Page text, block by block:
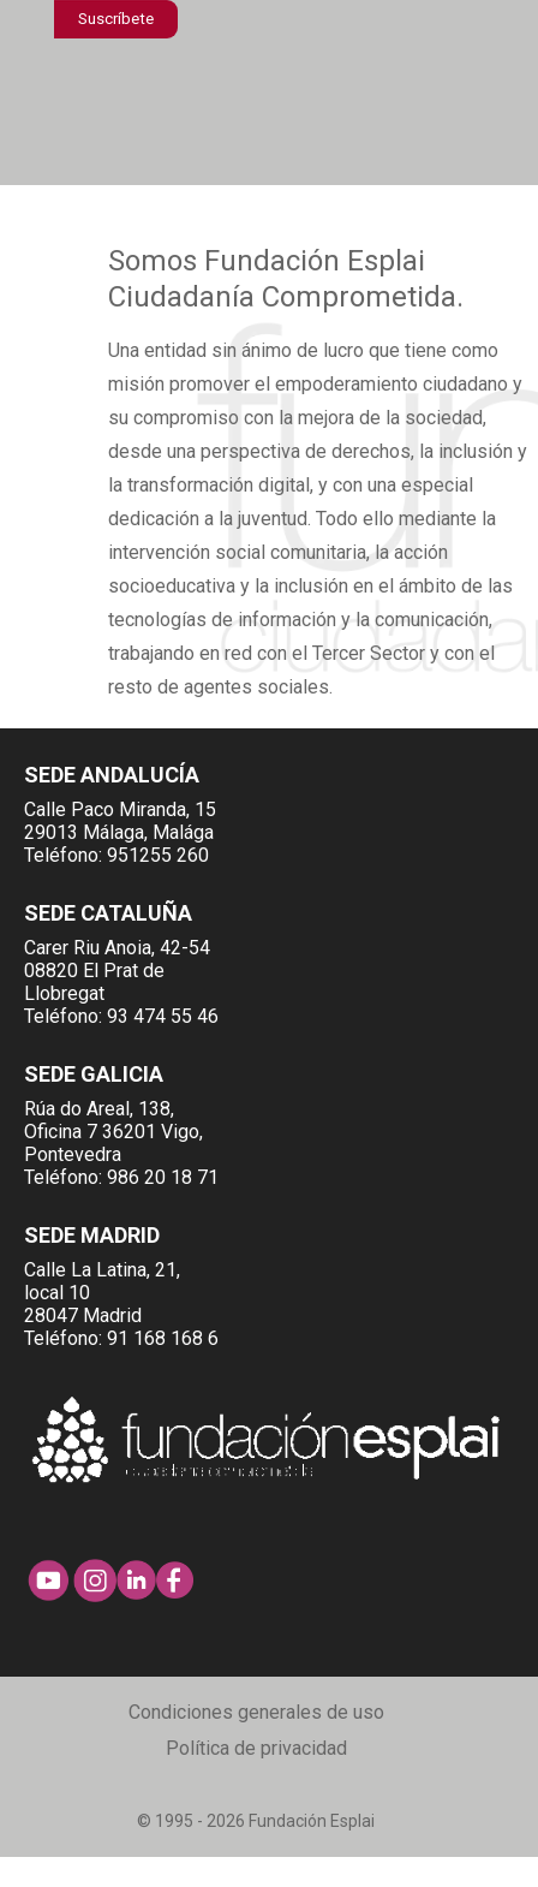
Somos Fundación Esplai
Ciudadanía Comprometida.
Una entidad sin ánimo de lucro que tiene como
misión promover el empoderamiento ciudadano y
su compromiso con la mejora de la sociedad,
desde una perspectiva de derechos, la inclusión y
la transformación digital, y con una especial
dedicación a la juventud. Todo ello mediante la
intervención social comunitaria, la acción
socioeducativa y la inclusión en el ámbito de las
tecnologías de información y la comunicación,
trabajando en red con el Tercer Sector y con el
resto de agentes sociales.
SEDE ANDALUCÍA
Calle Paco Miranda, 15
29013 Málaga, Malága
Teléfono: 951255 260
SEDE CATALUÑA
Carer Riu Anoia, 42-54
08820 El Prat de
Llobregat
Teléfono: 93 474 55 46
SEDE GALICIA
Rúa do Areal, 138,
Oficina 7 36201 Vigo,
Pontevedra
Teléfono: 986 20 18 71
SEDE MADRID
Calle La Latina, 21,
local 10
28047 Madrid
Teléfono: 91 168 168 6
© 1995 - 2026 Fundación Esplai
Condiciones generales de uso
Política de privacidad